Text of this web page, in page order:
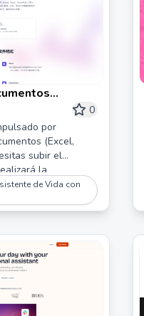
0
por
(Excel,
subir el
la
Luego,
Con la
la traducción es
de Vida con